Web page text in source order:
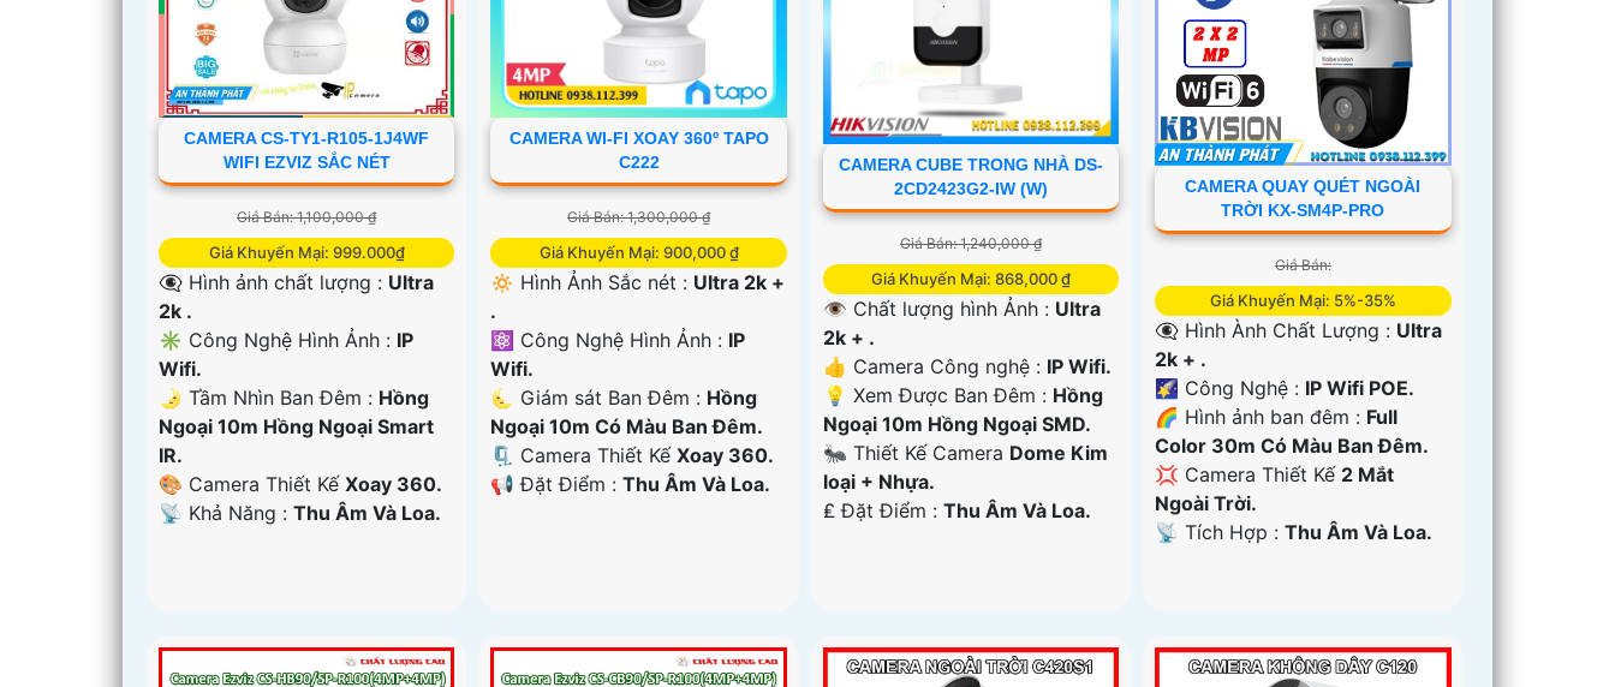
CAMERA CS-TY1-R105-1J4WF
WIFI EZVIZ SẮC NÉT
Giá Bán: 1,100,000 ₫
Giá Khuyến Mại: 999.000₫
👁️‍🗨 Hình ảnh chất lượng : Ultra
2k .
✳️ Công Nghệ Hình Ảnh : IP
Wifi.
🌛 Tầm Nhìn Ban Đêm : Hồng
Ngoại 10m Hồng Ngoại Smart
IR.
🎨 Camera Thiết Kế Xoay 360.
️📡 Khả Năng : Thu Âm Và Loa.
CAMERA WI-FI XOAY 360º TAPO
C222
Giá Bán: 1,300,000 ₫
Giá Khuyến Mại: 900,000 ₫
🔅 Hình Ảnh Sắc nét : Ultra 2k +
.
⚛️ Công Nghệ Hình Ảnh : IP
Wifi.
🌜 Giám sát Ban Đêm : Hồng
Ngoại 10m Có Màu Ban Ðêm.
🗜️ Camera Thiết KếXoay 360.
️📢 Đặt Điểm :Thu Âm Và Loa.
CAMERA CUBE TRONG NHÀ DS-
2CD2423G2-IW (W)
Giá Bán: 1,240,000 ₫
Giá Khuyến Mại: 868,000 ₫
👁 Chất lượng hình Ảnh : Ultra
2k + .
👍 Camera Công nghệ : IP Wifi.
💡 Xem Được Ban Đêm : Hồng
Ngoại 10m Hồng Ngoại SMD.
🐜 Thiết Kế Camera Dome Kim
loại + Nhựa.
️₤ Đặt Điểm : Thu Âm Và Loa.
CAMERA QUAY QUÉT NGOÀI
TRỜI KX-SM4P-PRO
Giá Bán:
Giá Khuyến Mại: 5%-35%
👁️‍🗨 Hình Ành Chất Lượng : Ultra
2k + .
🌠 Công Nghệ : IP Wifi POE.
🌈 Hình ảnh ban đêm : Full
Color 30m Có Màu Ban Ðêm.
💢 Camera Thiết Kế 2 Mắt
Ngoài Trời.
️📡 Tích Hợp :Thu Âm Và Loa.